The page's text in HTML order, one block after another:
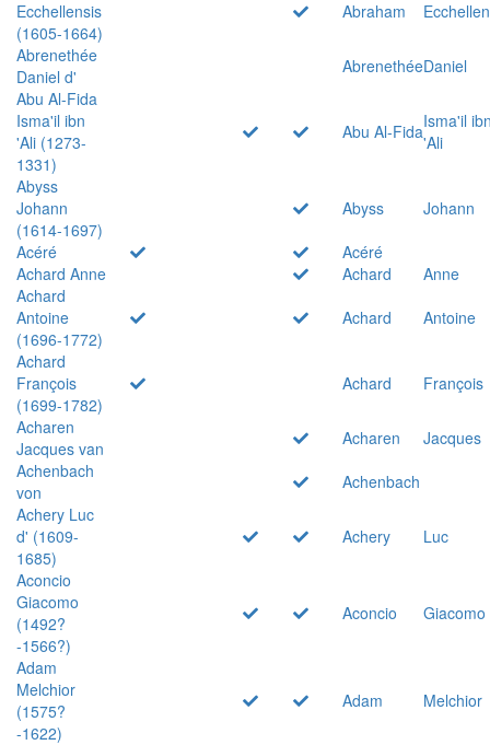
Ecchellensis
(1605-1664)
Abraham
Abrenethée
Daniel d'
AbrenethéeDaniel
Abu Al-Fida
Isma'il ibn
'Ali (1273-
1331)
Abu Al-FidaIsma'il
'Ali
Abyss
Johann
(1614-1697)
Abyss
Johann
Acéré
Acéré
Achard Anne
Achard
Anne
Achard
Antoine
(1696-1772)
Achard
Antoine
Achard
François
(1699-1782)
Achard
François
Acharen
Jacques van
Acharen
Jacques
Achenbach
von
Achenbach
Achery Luc
d' (1609-
1685)
Achery
Luc
Aconcio
Giacomo
(1492?
-1566?)
Aconcio Giacomo
Adam
Melchior
(1575?
-1622)
Adam Melchior